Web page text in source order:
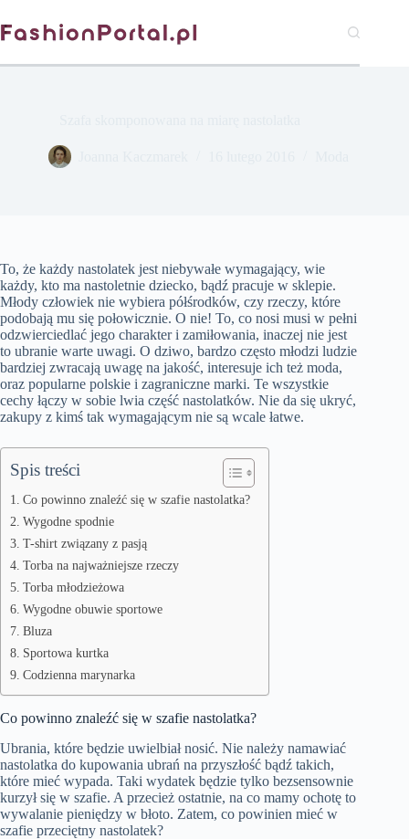
do
treści
To, że każdy nastolatek jest niebywałe wymagający, wie
każdy, kto ma nastoletnie dziecko, bądź pracuje w sklepie.
Młody człowiek nie wybiera półśrodków, czy rzeczy, które
podobają mu się połowicznie. O nie! To, co nosi musi w pełni
odzwierciedlać jego charakter i zamiłowania, inaczej nie jest
to ubranie warte uwagi. O dziwo, bardzo często młodzi ludzie
bardziej zwracają uwagę na jakość, interesuje ich też moda,
oraz popularne polskie i zagraniczne marki. Te wszystkie
cechy łączy w sobie lwia część nastolatków. Nie da się ukryć,
zakupy z kimś tak wymagającym nie są wcale łatwe.
Spis treści
Co powinno znaleźć się w szafie nastolatka?
Wygodne spodnie
T-shirt związany z pasją
Torba na najważniejsze rzeczy
Torba młodzieżowa
Wygodne obuwie sportowe
Bluza
Sportowa kurtka
Codzienna marynarka
Co powinno znaleźć się w szafie nastolatka?
Ubrania, które będzie uwielbiał nosić. Nie należy namawiać
nastolatka do kupowania ubrań na przyszłość bądź takich,
które mieć wypada. Taki wydatek będzie tylko bezsensownie
kurzył się w szafie. A przecież ostatnie, na co mamy ochotę to
wywalanie pieniędzy w błoto. Zatem, co powinien mieć w
szafie przeciętny nastolatek?